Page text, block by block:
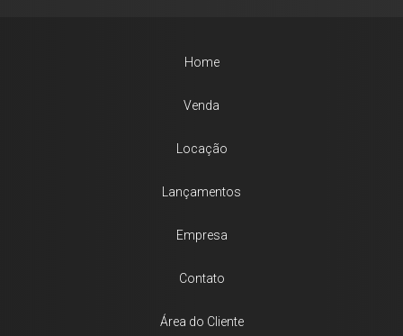
Home
Venda
Locação
Lançamentos
Empresa
Contato
Área do Cliente